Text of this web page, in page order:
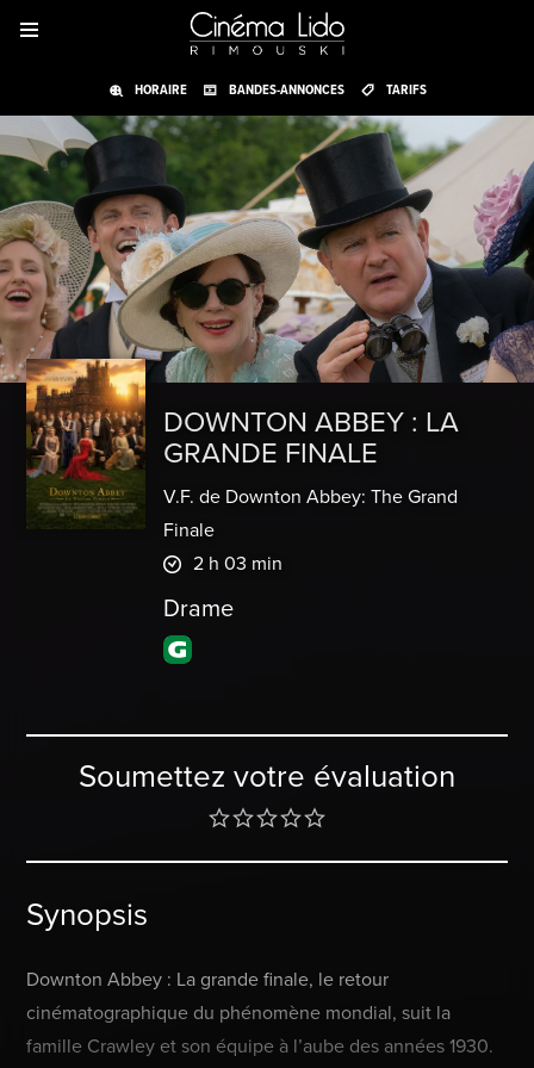
HORAIRE BANDES-ANNONCES TARIFS
DOWNTON ABBEY : LA
GRANDE FINALE
V.F. de Downton Abbey: The Grand
Finale
2 h 03 min
Drame
Soumettez votre évaluation
Synopsis
Downton Abbey : La grande finale, le retour
cinématographique du phénomène mondial, suit la
famille Crawley et son équipe à l’aube des années 1930.